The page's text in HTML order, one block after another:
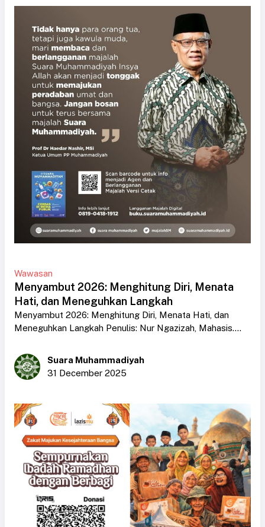
Wawasan
Menyambut 2026: Menghitung Diri, Menata
Hati, dan Meneguhkan Langkah
Menyambut 2026: Menghitung Diri, Menata Hati, dan
Meneguhkan Langkah Penulis: Nur Ngazizah, Mahasis....
Suara Muhammadiyah
31 December 2025